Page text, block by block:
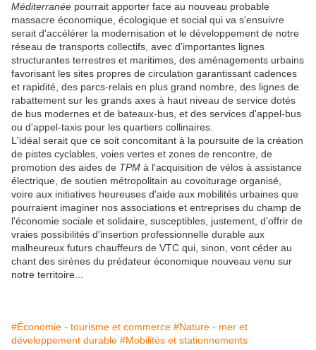
Méditerranée pourrait apporter face au nouveau probable
massacre économique, écologique et social qui va s'ensuivre
serait d'accélérer la modernisation et le développement de notre
réseau de transports collectifs, avec d'importantes lignes
structurantes terrestres et maritimes, des aménagements urbains
favorisant les sites propres de circulation garantissant cadences
et rapidité, des parcs-relais en plus grand nombre, des lignes de
rabattement sur les grands axes à haut niveau de service dotés
de bus modernes et de bateaux-bus, et des services d'appel-bus
ou d'appel-taxis pour les quartiers collinaires.
L'idéal serait que ce soit concomitant à la poursuite de la création
de pistes cyclables, voies vertes et zones de rencontre, de
promotion des aides de TPM à l'acquisition de vélos à assistance
électrique, de soutien métropolitain au covoiturage organisé,
voire aux initiatives heureuses d'aide aux mobilités urbaines que
pourraient imaginer nos associations et entreprises du champ de
l'économie sociale et solidaire, susceptibles, justement, d'offrir de
vraies possibilités d'insertion professionnelle durable aux
malheureux futurs chauffeurs de VTC qui, sinon, vont céder au
chant des sirènes du prédateur économique nouveau venu sur
notre territoire...
#Économie - tourisme et commerce #Nature - mer et
développement durable #Mobilités et stationnements